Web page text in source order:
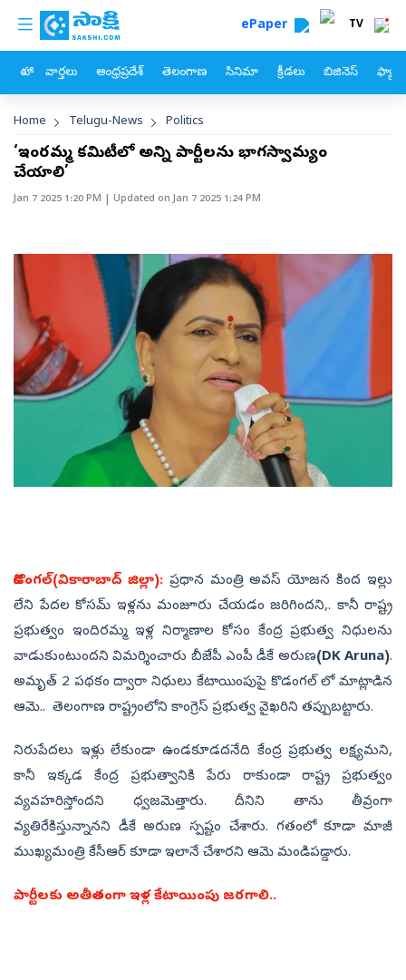
Skip to main content
custom menu ePaper TV
హోం వార్తలు ఆంధ్రప్రదేశ్ తెలంగాణ సినిమా క్రీడలు బిజినెస్
Breadcrumb
Home Telugu-News Politics
‘ఇందిరమ్మ కమిటీలో అన్ని పార్టీలను భాగస్వామ్యం
చేయాలి’
Jan 7 2025 1:20 PM | Updated onJan 7 2025 1:24 PM
కొడంగల్‌(వికారాబాద్‌ జిల్లా): ప్రధాన మంత్రి అవస్ యోజన కింద ఇల్లు
లేని పేదల కోసమ్ ఇళ్లను మంజూరు చేయడం జరిగిందని,. కానీ రాష్ట్ర
ప్రభుత్వం ఇందిరమ్మ ఇళ్ల నిర్మాణాల కోసం కేంద్ర ప్రభుత్వ నిధులను
వాడుకుంటుందని విమర్శించారు బీజేపీ ఎంపీ డీకే అరుణ(DK Aruna).
అమృత్‌ 2 పథకం ద్వారా నిధులు కేటాయింపుపై కొడంగల్‌ లో మాట్లాడిన
ఆమె.. తెలంగాణ రాష్ట్రంలోని కాంగ్రెస్‌ ప్రభుత్వ వైఖరిని తప్పుబట్టారు.
నిరుపేదలు ఇళ్లు లేకుండా ఉండకూడదనేది కేంద్ర ప్రభుత్వ లక్ష్యమని,
కానీ ఇక్కడ కేంద్ర ప్రభుత్వానికి పేరు రాకుండా రాష్ట్ర ప్రభుత్వం
వ్యవహరిస్తోందని ధ్వజమెత్తారు. దీనిని తాను తీవ్రంగా
వ్యతిరేకిస్తున్నానని డీకే అరుణ స్పష్టం చేశారు. గతంలో కూడా మాజీ
ముఖ్యమంత్రి కేసీఆర్‌ కూడా ఇలానే చేశారని ఆమె మండిపడ్డారు.
పార్టీలకు అతీతంగా ఇళ్ల కేటాయింపు జరగాలి..